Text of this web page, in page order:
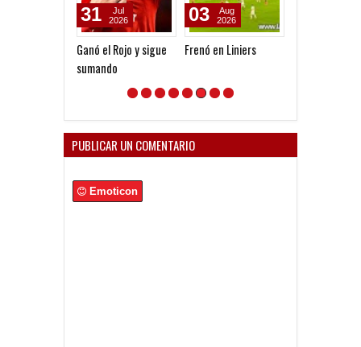
Ganó el Rojo y sigue
sumando
31
Jul
2026
Frenó en Liniers
03
Aug
2026
PUBLICAR UN COMENTARIO
Emoticon